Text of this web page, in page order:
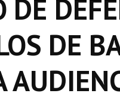
DE
DE